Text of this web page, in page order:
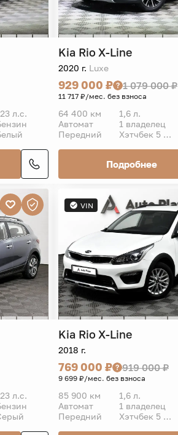
л.с.
Kia Rio X-Line
2020 г. Luxe
929 000 ₽ 1 079 000 ₽
11 717 ₽/мес. без взноса
64 400 км 1,6 л.
Автомат
1 владелец
Передний
Хэтчбек 5 дв.
Подробнее
л.с.
VIN
Kia Rio X-Line
2018 г.
769 000 ₽ 919 000 ₽
9 699 ₽/мес. без взноса
85 900 км 1,6 л.
Автомат
1 владелец
Передний
Хэтчбек 5 дв.